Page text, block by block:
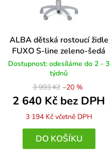
ALBA dětská rostoucí židle
FUXO S-line zeleno-šedá
Dostupnost: odesíláme do 2 - 3
týdnů
3 993 Kč
2 640 Kč bez DPH
3 194 Kč včetně DPH
–20 %
DO KOŠÍKU